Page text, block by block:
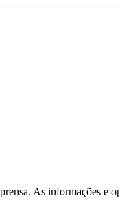
As informações e